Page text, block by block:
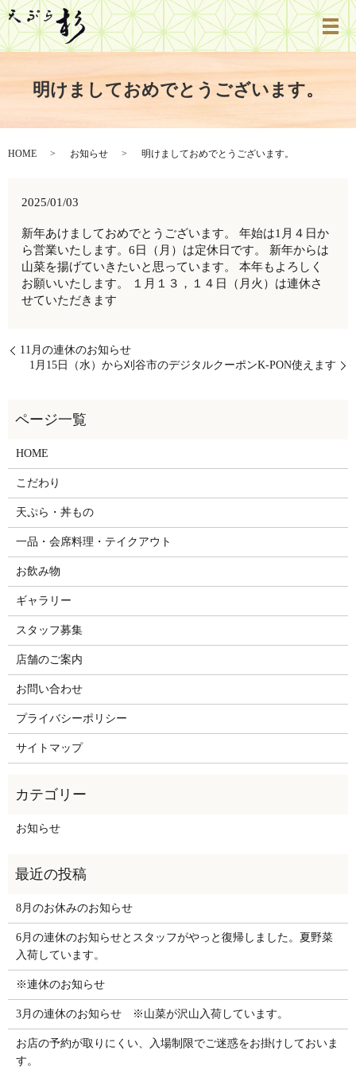
明けましておめでとうございます。
HOME お知らせ 明けましておめでとうございます。
2025/01/03
新年あけましておめでとうございます。 年始は1月４日か
ら営業いたします。6日（月）は定休日です。 新年からは
山菜を揚げていきたいと思っています。 本年もよろしく
お願いいたします。 １月１３，１４日（月火）は連休さ
せていただきます
11月の連休のお知らせ
1月15日（水）から刈谷市のデジタルクーポンK-PON使えます
HOME
こだわり
天ぷら・丼もの
一品・会席料理・テイクアウト
お飲み物
ギャラリー
スタッフ募集
店舗のご案内
お問い合わせ
プライバシーポリシー
サイトマップ
お知らせ
8月のお休みのお知らせ
6月の連休のお知らせとスタッフがやっと復帰しました。夏野菜
入荷しています。
※連休のお知らせ
3月の連休のお知らせ ※山菜が沢山入荷しています。
お店の予約が取りにくい、入場制限でご迷惑をお掛けしておいま
す。